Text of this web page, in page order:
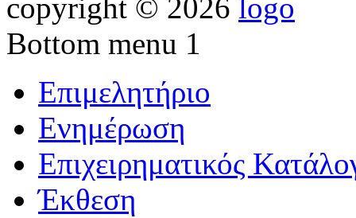
copyright © 2026
Bottom menu 1
Επιμελητήριο
Ενημέρωση
Επιχειρηματικός
Έκθεση